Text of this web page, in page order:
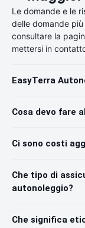
Le domande e le
delle domande
consultare la
mettersi in
EasyTerra
Cosa devo fare
Ci sono costi
Che tipo di
autonoleggio?
Che significa